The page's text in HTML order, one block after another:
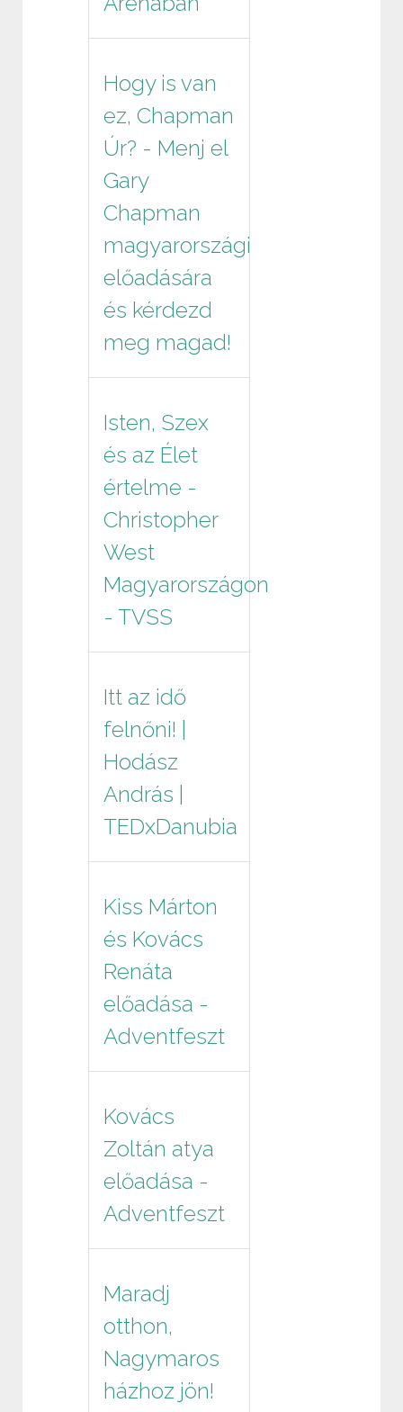
Hogy is van
ez, Chapman
Úr? - Menj el
Gary
Chapman
magyarországi
előadására
és kérdezd
meg magad!
Isten, Szex
és az Élet
értelme -
Christopher
West
Magyarországon
- TVSS
Itt az idő
felnőni! |
Hodász
András |
TEDxDanubia
Kiss Márton
és Kovács
Renáta
előadása -
Adventfeszt
Kovács
Zoltán atya
előadása -
Adventfeszt
Maradj
otthon,
Nagymaros
házhoz jön!